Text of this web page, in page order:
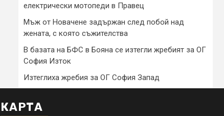
електрически мотопеди в Правец
Мъж от Новачене задържан след побой над
жената, с която съжителства
В базата на БФС в Бояна се изтегли жребият за ОГ
София Изток
Изтеглиха жребия за ОГ София Запад
КАРТА